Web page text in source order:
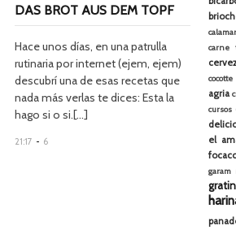
DAS BROT AUS DEM TOPF
Hace unos días, en una patrulla
rutinaria por internet (ejem, ejem)
descubrí una de esas recetas que
nada más verlas te dices: Esta la
hago si o si.[...]
21:17 - 6
carne
cocotte
agria
cursos
el
garam